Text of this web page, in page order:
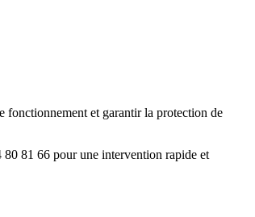
fonctionnement et garantir la protection de
81 66 pour une intervention rapide et